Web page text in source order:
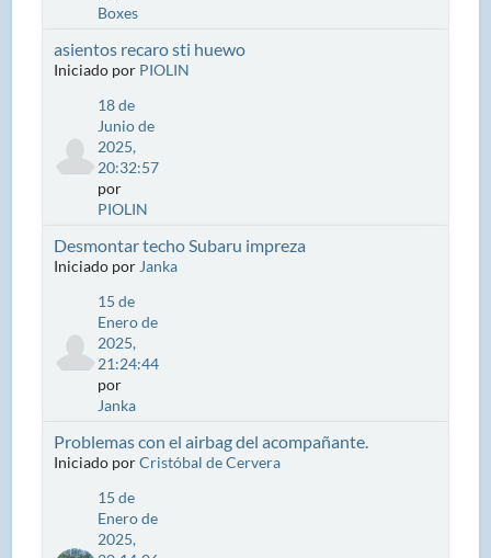
Boxes
asientos recaro sti huewo
Iniciado por PIOLIN
18 de
Junio de
2025,
20:32:57
por
PIOLIN
Desmontar techo Subaru impreza
Iniciado por Janka
15 de
Enero de
2025,
21:24:44
por
Janka
Problemas con el airbag del acompañante.
Iniciado porCristóbal de Cervera
15 de
Enero de
2025,